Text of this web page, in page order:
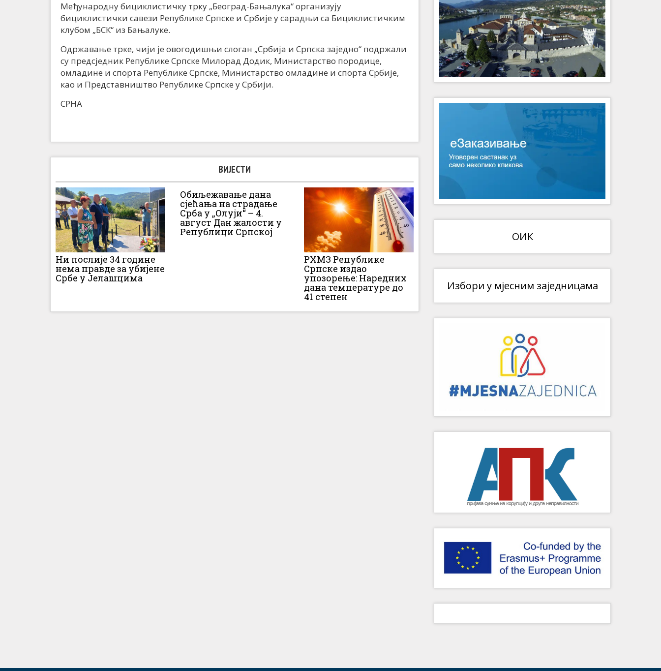
Међународну бициклистичку трку „Београд-Бањалука“ организују
бициклистички савези Републике Српске и Србије у сарадњи са Бициклистичким
клубом „БСК“ из Бањалуке.
Одржавање трке, чији је овогодишњи слоган „Србија и Српска заједно“ подржали
су предсједник Републике Српске Милорад Додик, Министарство породице,
омладине и спорта Републике Српске, Министарство омладине и спорта Србије,
као и Представништво Републике Српске у Србији.
СРНА
ВИЈЕСТИ
Ни послије 34 године
нема правде за убијене
Србе у Јелашцима
Обиљежавање дана
сјећања на страдање
Срба у „Олуји“ – 4.
август Дан жалости у
Републици Српској
РХМЗ Републике
Српске издао
упозорење: Наредних
дана температуре до
41 степен
ОИК
Избори у мјесним заједницама